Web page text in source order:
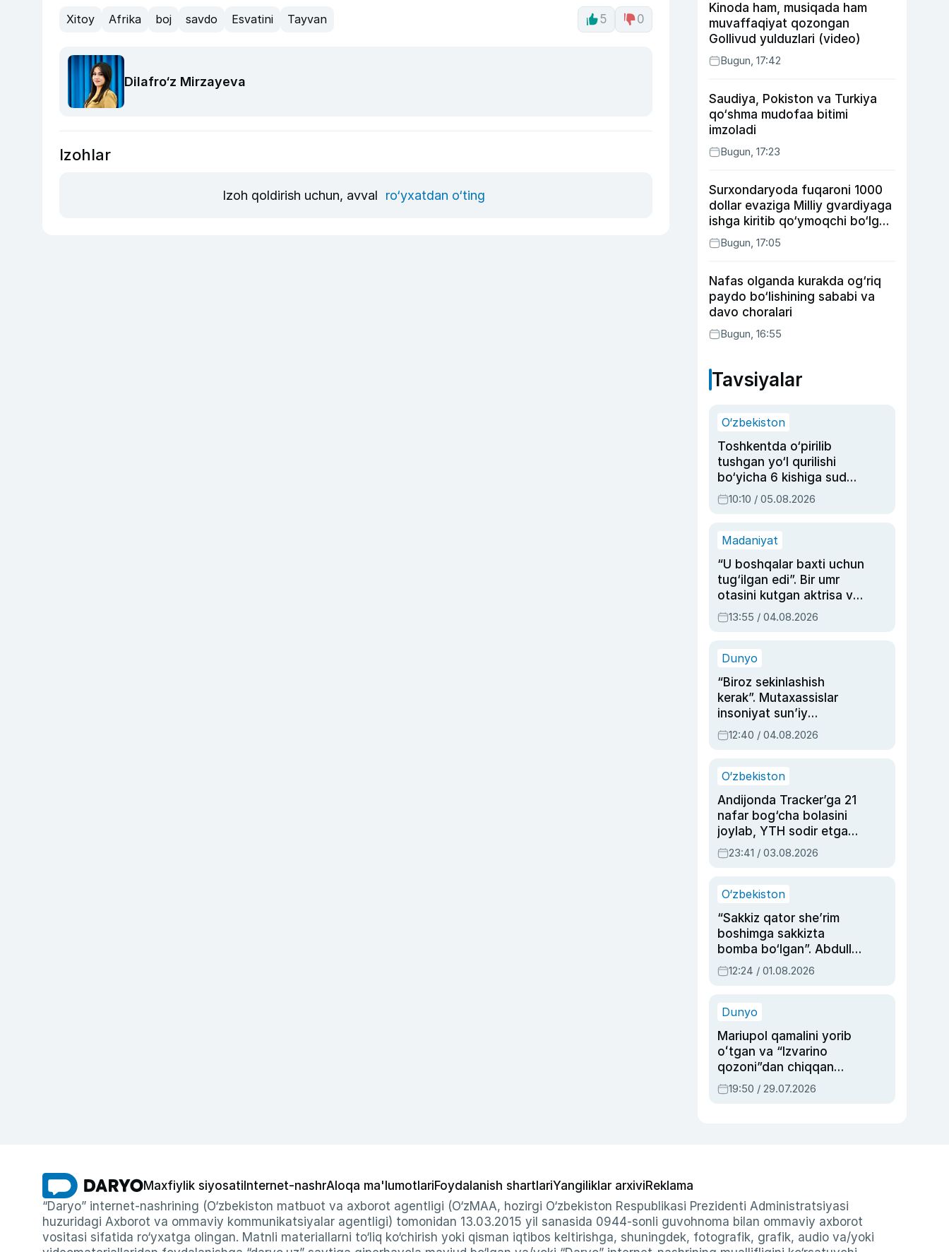
Xitoy Afrika boj savdo Esvatini Tayvan 5 0
Dilafro‘z Mirzayeva
Izohlar
Izoh qoldirish uchun, avval ro‘yxatdan o‘ting
Kinoda ham, musiqada ham
muvaffaqiyat qozongan
Gollivud yulduzlari (video)
Bugun, 17:42
Saudiya, Pokiston va Turkiya
qo‘shma mudofaa bitimi
imzoladi
Bugun, 17:23
Surxondaryoda fuqaroni 1000
dollar evaziga Milliy gvardiyaga
ishga kiritib qo‘ymoqchi bo‘lgan
shaxs ushlandi
Bugun, 17:05
Nafas olganda kurakda og‘riq
paydo bo‘lishining sababi va
davo choralari
Bugun, 16:55
Tavsiyalar
O‘zbekiston
Toshkentda o‘pirilib
tushgan yo‘l qurilishi
bo‘yicha 6 kishiga sud
hukmi o‘qildi
10:10 / 05.08.2026
Madaniyat
“U boshqalar baxti uchun
tug‘ilgan edi”. Bir umr
otasini kutgan aktrisa va
dublyaj ustasi Rimma
Ahmedovaning
13:55 / 04.08.2026
Dunyo
“Biroz sekinlashish
kerak”. Mutaxassislar
insoniyat sun’iy
intellektni boshqara
olmay qolishidan xavotir
12:40 / 04.08.2026
O‘zbekiston
Andijonda Tracker’ga 21
nafar bog‘cha bolasini
joylab, YTH sodir etgan
ayolga sud hukmi o‘qildi
23:41 / 03.08.2026
O‘zbekiston
“Sakkiz qator she’rim
boshimga sakkizta
bomba bo‘lgan”. Abdulla
Oripovni siyosiy
ayblovlardan asrab
12:24 / 01.08.2026
Dunyo
Mariupol qamalini yorib
oʻtgan va “Izvarino
qozoni”dan chiqqan
qahramon — Ukraina
armiyasi bosh
19:50 / 29.07.2026
Maxfiylik siyosati Internet-nashrAloqa ma'lumotlariFoydalanish shartlariYangiliklar arxiviReklama
“Daryo” internet-nashrining (O‘zbekiston matbuot va axborot agentligi (O‘zMAA, hozirgi O‘zbekiston Respublikasi Prezidenti Administratsiyasi
huzuridagi Axborot va ommaviy kommunikatsiyalar agentligi) tomonidan 13.03.2015 yil sanasida 0944-sonli guvohnoma bilan ommaviy axborot
vositasi sifatida ro‘yxatga olingan. Matnli materiallarni to‘liq ko‘chirish yoki qisman iqtibos keltirishga, shuningdek, fotografik, grafik, audio va/yoki